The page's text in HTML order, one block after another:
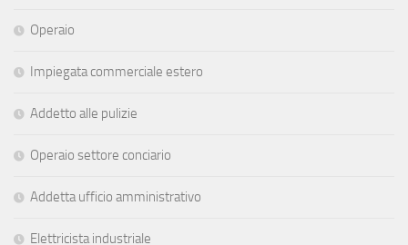
Operaio
Impiegata commerciale estero
Addetto alle pulizie
Operaio settore conciario
Addetta ufficio amministrativo
Elettricista industriale